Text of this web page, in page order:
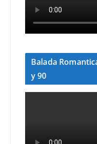
Balada
y 90